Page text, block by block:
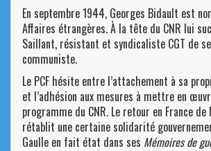
En septembre 1944, Georges Bidault est
Affaires étrangères. À la tête du CNR lui
Saillant, résistant et syndicaliste CGT de
communiste.
Le PCF hésite entre l’attachement à sa
et l’adhésion aux mesures à mettre en
programme du CNR. Le retour en France
rétablit une certaine solidarité
Gaulle en fait état dans ses Mémoires de